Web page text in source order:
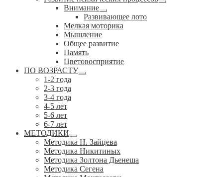
Развернутое
Внимание
Развернутое
вложенное
меню
Развивающее лото
Мелкая моторика
Мышление
Общее развитие
Память
Цветовосприятие
ПО ВОЗРАСТУ
Развернутое
1-2 года
2-3 года
3-4 года
4-5 лет
5-6 лет
6-7 лет
МЕТОДИКИ
Развернутое
вложенное
меню
Методика Н. Зайцева
Методика Никитиных
Методика Золтона Дьенеша
Методика Сегена